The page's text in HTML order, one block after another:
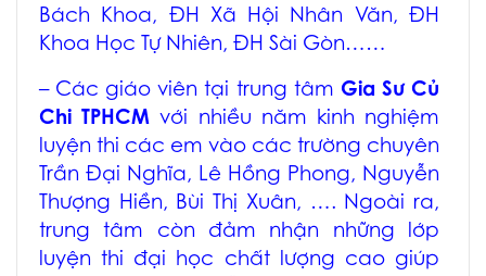
Bách Khoa, ĐH Xã Hội Nhân Văn, ĐH
Khoa Học Tự Nhiên, ĐH Sài Gòn……
– Các giáo viên tại trung tâm Gia Sư Củ
Chi TPHCM với nhiều năm kinh nghiệm
luyện thi các em vào các trường chuyên
Trần Đại Nghĩa, Lê Hồng Phong, Nguyễn
Thượng Hiền, Bùi Thị Xuân, …. Ngoài ra,
trung tâm còn đảm nhận những lớp
luyện thi đại học chất lượng cao giúp